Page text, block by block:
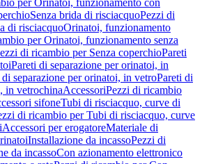
per Orinatoi, funzionamento con
Senza brida di risciacquoPezzi di
di risciacquoOrinatoi, funzionamento
per Orinatoi, funzionamento senza
di ricambio per Senza coperchioPareti
Pareti di separazione per orinatoi, in
di separazione per orinatoi, in vetroPareti di
in vetrochinaAccessoriPezzi di ricambio
sifoneTubi di risciacquo, curve di
di ricambio per Tubi di risciacquo, curve
Accessori per erogatoreMateriale di
Installazione da incassoPezzi di
da incassoCon azionamento elettronico